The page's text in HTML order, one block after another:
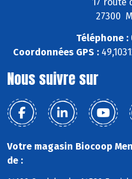
27300
Téléphone :
Coordonnées GPS :
Nous suivre sur
Votre magasin Biocoop
de :